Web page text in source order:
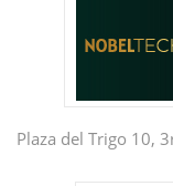
Plaza del Trigo 10,